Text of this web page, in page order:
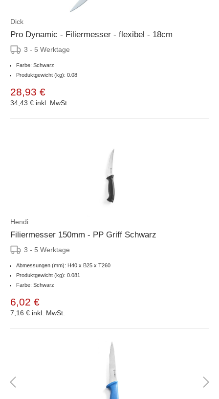
Dick
Pro Dynamic - Filiermesser - flexibel - 18cm
3 - 5 Werktage
Farbe: Schwarz
Produktgewicht (kg): 0.08
28,93 €
34,43 € inkl. MwSt.
Hendi
Filiermesser 150mm - PP Griff Schwarz
3 - 5 Werktage
Abmessungen (mm): H40 x B25 x T260
Produktgewicht (kg): 0.081
Farbe: Schwarz
6,02 €
7,16 € inkl. MwSt.